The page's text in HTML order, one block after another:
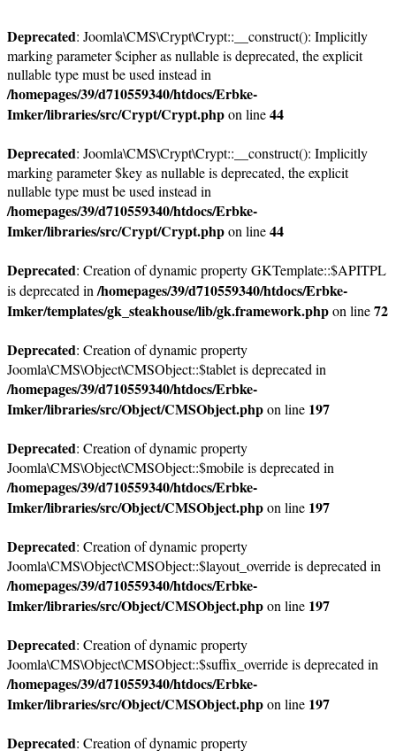
Deprecated: Joomla\CMS\Crypt\Crypt::__construct(): Implicitly
marking parameter $cipher as nullable is deprecated, the explicit
nullable type must be used instead in
/homepages/39/d710559340/htdocs/Erbke-
Imker/libraries/src/Crypt/Crypt.phpon line44
Deprecated: Joomla\CMS\Crypt\Crypt::__construct(): Implicitly
marking parameter $key as nullable is deprecated, the explicit
nullable type must be used instead in
/homepages/39/d710559340/htdocs/Erbke-
Imker/libraries/src/Crypt/Crypt.phpon line44
Deprecated: Creation of dynamic property GKTemplate::$APITPL
is deprecated in /homepages/39/d710559340/htdocs/Erbke-
Imker/templates/gk_steakhouse/lib/gk.framework.phpon line72
Deprecated: Creation of dynamic property
Joomla\CMS\Object\CMSObject::$tablet is deprecated in
/homepages/39/d710559340/htdocs/Erbke-
Imker/libraries/src/Object/CMSObject.phpon line 197
Deprecated: Creation of dynamic property
Joomla\CMS\Object\CMSObject::$mobile is deprecated in
/homepages/39/d710559340/htdocs/Erbke-
Imker/libraries/src/Object/CMSObject.phpon line 197
Deprecated: Creation of dynamic property
Joomla\CMS\Object\CMSObject::$layout_override is deprecated in
/homepages/39/d710559340/htdocs/Erbke-
Imker/libraries/src/Object/CMSObject.phpon line 197
Deprecated: Creation of dynamic property
Joomla\CMS\Object\CMSObject::$suffix_override is deprecated in
/homepages/39/d710559340/htdocs/Erbke-
Imker/libraries/src/Object/CMSObject.phpon line 197
Deprecated: Creation of dynamic property